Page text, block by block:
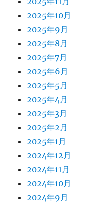
2025年10月
2025年9月
2025年8月
2025年7月
2025年6月
2025年5月
2025年4月
2025年3月
2025年2月
2025年1月
2024年12月
2024年11月
2024年10月
2024年9月